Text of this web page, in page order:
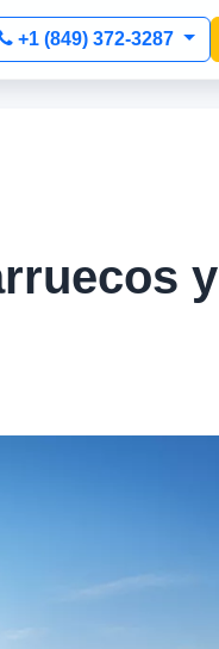
+1 (849) 372-3287
y